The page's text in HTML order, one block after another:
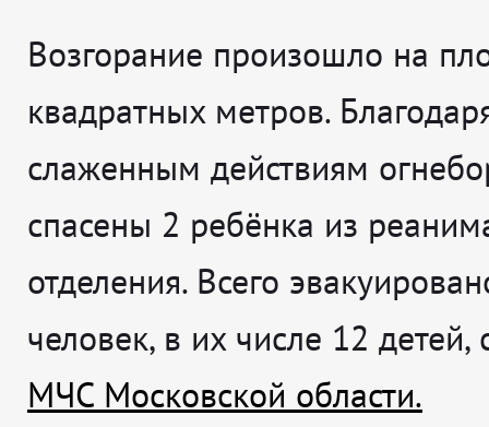
Возгорание произошло на
квадратных метров.
слаженным действиям
спасены 2 ребёнка из
отделения. Всего
человек, в их числе 12 детей,
МЧС Московской области.